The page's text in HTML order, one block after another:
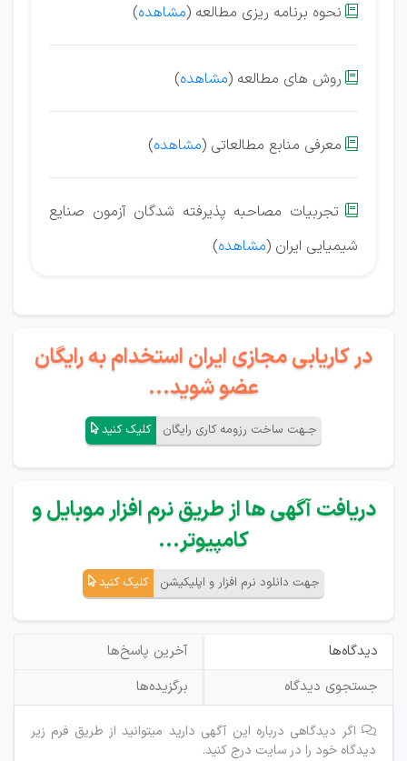
 نحوه برنامه ریزی مطالعه (مشاهده)
 روش های مطالعه (مشاهده)
 معرفی منابع مطالعاتی (مشاهده)

تجربیات مصاحبه پذیرفته شدگان آزمون‌ صنایع
شیمیایی ایران (مشاهده)
در کاریابی مجازی ایران استخدام به رایگان
عضو شوید...
جـهت ساخت رزومه کاری رایگان کلیک کنید
دریافت آگهی ها از طریق نرم افزار موبایل و
کامپیوتر...
جهت دانلود نرم افزار و اپلیکیشن کلیک کنید
دیدگاه‌ها
آخرین پاسخ‌ها
جستجوی دیدگاه
برگزیده‌ها
اگر دیدگاهی درباره این آگهی دارید میتوانید از طریق فرم زیر
دیدگاه خود را در سایت درج کنید.